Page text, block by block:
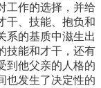
工作的选择，并给
、技能、抱负和
系的基质中滋生出
技能和才干，还有
到他父亲的人格的
也发生了决定性的